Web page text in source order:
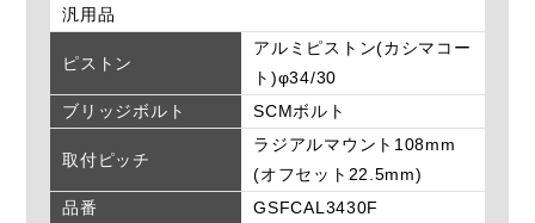
汎用品
ピストン
アルミピストン(カシマコー
ト)φ34/30
ブリッジボルト
SCMボルト
取付ピッチ
ラジアルマウント108mm
(オフセット22.5mm)
品番
GSFCAL3430F